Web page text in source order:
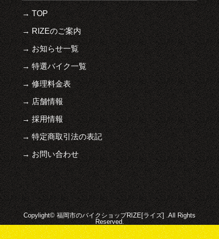
TOP
RIZEのご案内
お知らせ一覧
特選バイク一覧
修理料金表
店舗情報
採用情報
特定商取引法の表記
お問い合わせ
Copylight© 福岡市のバイクショップRIZE[ライズ] .All Rights
Reserved.